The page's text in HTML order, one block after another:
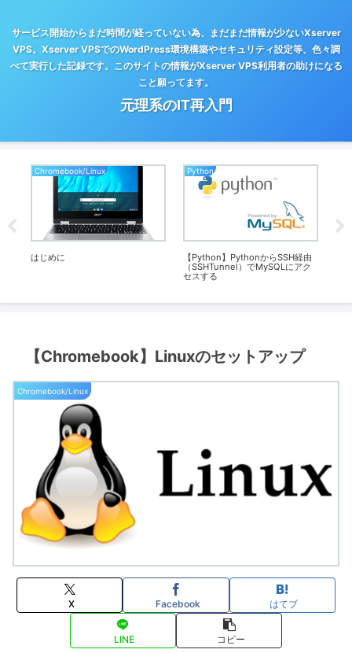
サービス開始からまだ時間が経っていない為、まだまだ情報が少ないXserver
VPS。Xserver VPSでのWordPress環境構築やセキュリティ設定等、色々調
べて実行した記録です。このサイトの情報がXserver VPS利用者の助けになる
こと願ってます。
元理系のIT再入門
Chromebook/Linux
はじめに
Python
【Python】PythonからSSH経由
（SSHTunnel）でMySQLにアク
セスする
【Chromebook】Linuxのセットアップ
Chromebook/Linux
X Facebook はてブ
LINE コピー